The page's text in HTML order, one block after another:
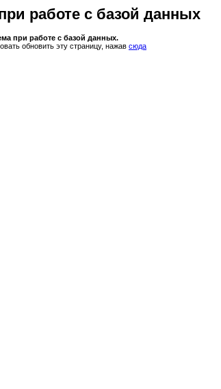
работе с базой данных
при работе с базой данных.
обновить эту страницу, нажав сюда